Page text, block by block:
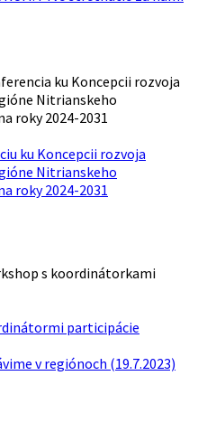
ku Koncepcii rozvoja
Nitrianskeho
roky 2024-2031
ku Koncepcii rozvoja
Nitrianskeho
roky 2024-2031
s koordinátorkami
participácie
v regiónoch (19.7.2023)